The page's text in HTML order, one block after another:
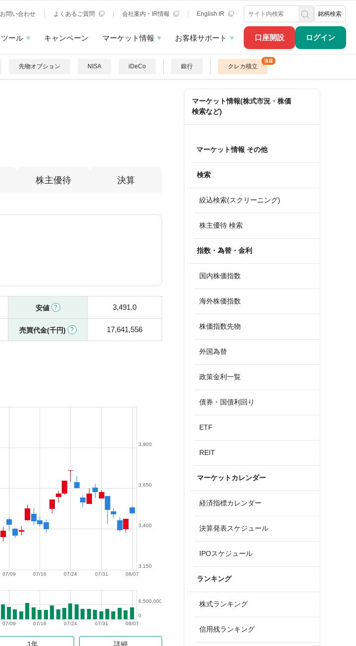
口座開設 ログイン
お問い合わせ よくあるご質問 会社案内・IR情報 English IR 銘柄検索
ツール キャンペーン マーケット情報 お客様サポート
先物オプション NISA iDeCo 銀行 クレカ積立
株主優待 決算
安値 3,491.0
売買代金(千円) 17,641,556
08/07
07/31
07/24
07/16
07/09
3,150
3,400
3,650
3,900
08/07
07/31
07/24
07/16
07/09
0
6,500,000
1年 詳細
マーケット情報(株式市況・株価
検索など)
マーケット情報 その他
検索
絞込検索(スクリーニング)
株主優待 検索
指数・為替・金利
国内株価指数
海外株価指数
株価指数先物
外国為替
政策金利一覧
債券・国債利回り
ETF
REIT
マーケットカレンダー
経済指標カレンダー
決算発表スケジュール
IPOスケジュール
ランキング
株式ランキング
信用残ランキング